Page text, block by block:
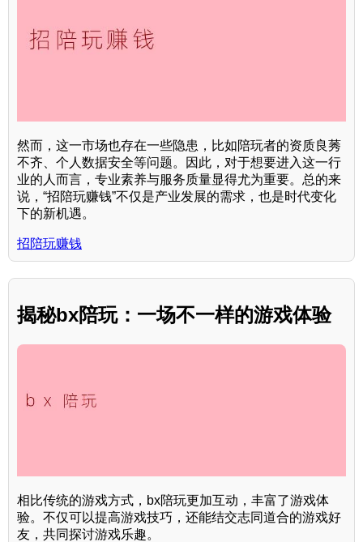
然而，这一市场也存在一些隐患，比如陪玩者的资质良莠
不齐、个人数据安全等问题。因此，对于想要进入这一行
业的人而言，专业素养与服务质量显得尤为重要。总的来
说，“招陪玩赚钱”不仅是产业发展的需求，也是时代变化
下的新机遇。
招陪玩赚钱
揭秘bx陪玩：一场不一样的游戏体验
相比传统的游戏方式，bx陪玩更加互动，丰富了游戏体
验。不仅可以提高游戏技巧，还能结交志同道合的游戏好
友，共同探讨游戏乐趣。